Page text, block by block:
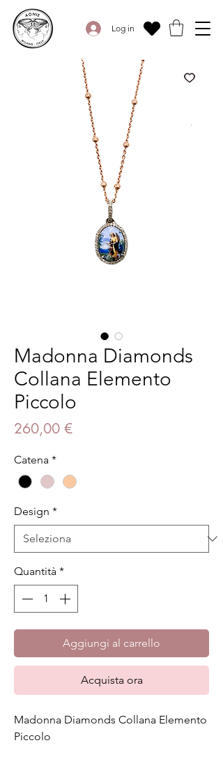
Log in
Madonna Diamonds
Collana Elemento
Piccolo
260,00 €Prezzo
Catena *
Design *
Quantità *
Aggiungi al carrello
Acquista ora
Madonna Diamonds Collana Elemento
Piccolo